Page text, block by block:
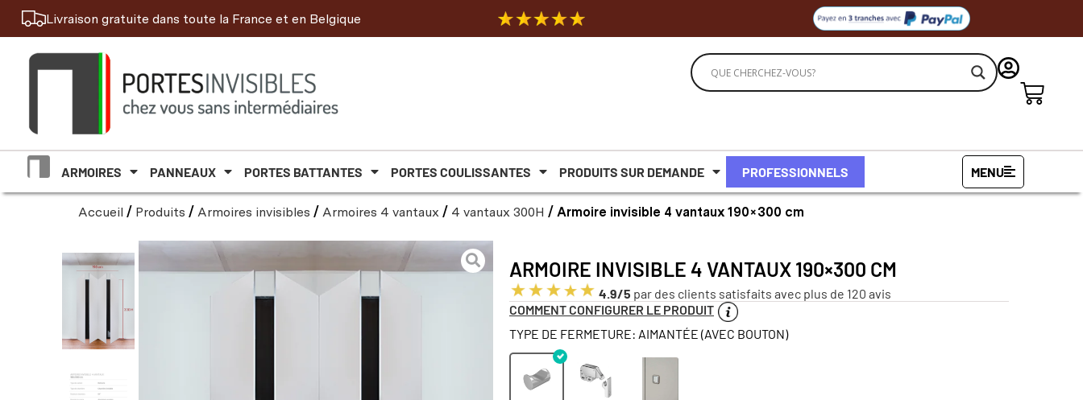
Livraison gratuite dans toute la France et en Belgique
ARMOIRES PANNEAUX PORTES BATTANTES PORTES COULISSANTES PRODUITS SUR DEMANDE PROFESSIONNELS MENU
Accueil / Produits / Armoires invisibles / Armoires 4 vantaux / 4 vantaux 300H / Armoire invisible 4 vantaux 190×300 cm
ARMOIRE INVISIBLE 4 VANTAUX 190×300 CM
4.9/5 par des clients satisfaits avec plus de 120 avis
COMMENT CONFIGURER LE PRODUIT
TYPE DE FERMETURE: AIMANTÉE (AVEC BOUTON)